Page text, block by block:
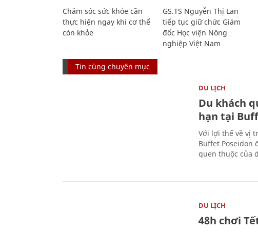
Chăm sóc sức khỏe cần
thực hiện ngay khi cơ thể
còn khỏe
GS.TS Nguyễn Thị Lan
tiếp tục giữ chức Giám
đốc Học viện Nông
nghiệp Việt Nam
Tin cùng chuyên mục
DU LỊCH
Du khách
hạn tại
Với lợi thế về vị
Buffet
quen thuộc của
DU LỊCH
48h chơi